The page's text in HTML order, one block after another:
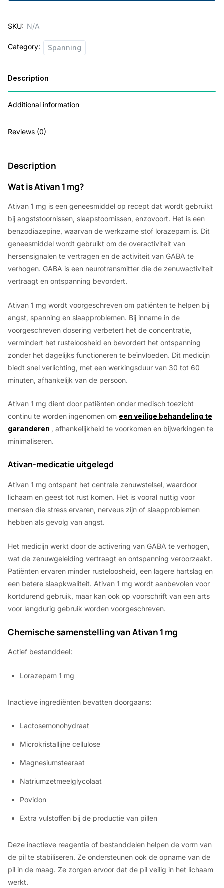
€
0
0
t
r
o
u
g
h
€
6
2
0
0
SKU: N/A
Category: Spanning
Description
Additional information
Reviews (0)
Description
Wat is Ativan 1 mg?
Ativan 1 mg is een geneesmiddel op recept dat wordt gebruikt
bij angststoornissen, slaapstoornissen, enzovoort. Het is een
benzodiazepine, waarvan de werkzame stof lorazepam is. Dit
geneesmiddel wordt gebruikt om de overactiviteit van
hersensignalen te vertragen en de activiteit van GABA te
verhogen. GABA is een neurotransmitter die de zenuwactiviteit
vertraagt en ontspanning bevordert.
Ativan 1 mg wordt voorgeschreven om patiënten te helpen bij
angst, spanning en slaapproblemen. Bij inname in de
voorgeschreven dosering verbetert het de concentratie,
vermindert het rusteloosheid en bevordert het ontspanning
zonder het dagelijks functioneren te beïnvloeden. Dit medicijn
biedt snel verlichting, met een werkingsduur van 30 tot 60
minuten, afhankelijk van de persoon.
Ativan 1 mg dient door patiënten onder medisch toezicht
continu te worden ingenomen om een veilige behandeling te
garanderen , afhankelijkheid te voorkomen en bijwerkingen te
minimaliseren.
Ativan-medicatie uitgelegd
Ativan 1 mg ontspant het centrale zenuwstelsel, waardoor
lichaam en geest tot rust komen. Het is vooral nuttig voor
mensen die stress ervaren, nerveus zijn of slaapproblemen
hebben als gevolg van angst.
Het medicijn werkt door de activering van GABA te verhogen,
wat de zenuwgeleiding vertraagt en ontspanning veroorzaakt.
Patiënten ervaren minder rusteloosheid, een lagere hartslag en
een betere slaapkwaliteit. Ativan 1 mg wordt aanbevolen voor
kortdurend gebruik, maar kan ook op voorschrift van een arts
voor langdurig gebruik worden voorgeschreven.
Chemische samenstelling van Ativan 1 mg
Actief bestanddeel:
Lorazepam 1 mg
Inactieve ingrediënten bevatten doorgaans:
Lactosemonohydraat
Microkristallijne cellulose
Magnesiumstearaat
Natriumzetmeelglycolaat
Povidon
Extra vulstoffen bij de productie van pillen
Deze inactieve reagentia of bestanddelen helpen de vorm van
de pil te stabiliseren. Ze ondersteunen ook de opname van de
pil in de maag. Ze zorgen ervoor dat de pil veilig in het lichaam
werkt.